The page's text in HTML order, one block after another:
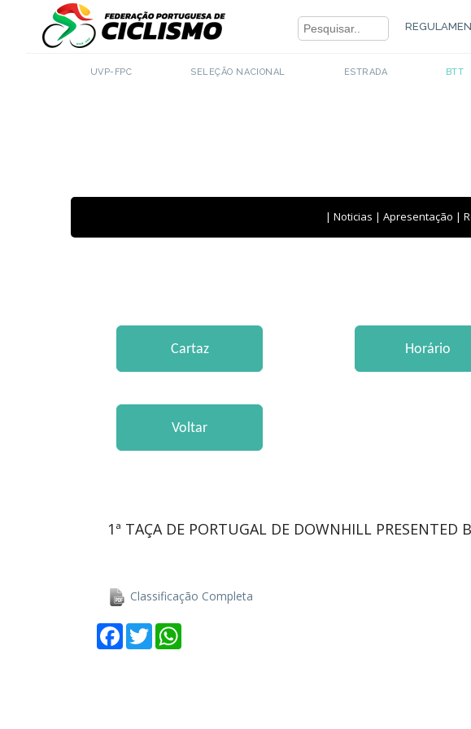
UVP-FPC SELEÇÃO NACIONAL ESTRADA BTT
| Noticias | Apresentação |
1ª TAÇA DE PORTUGAL DE DOWNHILL PRESENTED
Classificação Completa
Facebook
Twitter